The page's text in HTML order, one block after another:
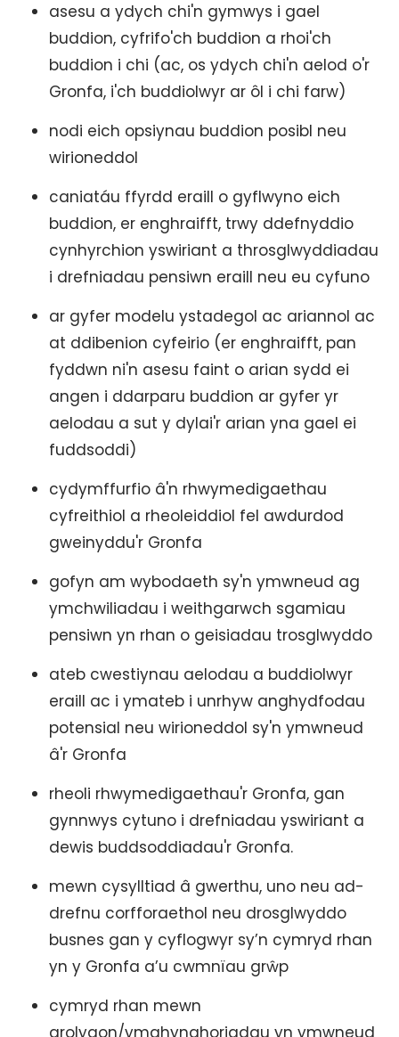
asesu a ydych chi'n gymwys i gael
buddion, cyfrifo'ch buddion a rhoi'ch
buddion i chi (ac, os ydych chi'n aelod o'r
Gronfa, i'ch buddiolwyr ar ôl i chi farw)
nodi eich opsiynau buddion posibl neu
wirioneddol
caniatáu ffyrdd eraill o gyflwyno eich
buddion, er enghraifft, trwy ddefnyddio
cynhyrchion yswiriant a throsglwyddiadau
i drefniadau pensiwn eraill neu eu cyfuno
ar gyfer modelu ystadegol ac ariannol ac
at ddibenion cyfeirio (er enghraifft, pan
fyddwn ni'n asesu faint o arian sydd ei
angen i ddarparu buddion ar gyfer yr
aelodau a sut y dylai'r arian yna gael ei
fuddsoddi)
cydymffurfio â'n rhwymedigaethau
cyfreithiol a rheoleiddiol fel awdurdod
gweinyddu'r Gronfa
gofyn am wybodaeth sy'n ymwneud ag
ymchwiliadau i weithgarwch sgamiau
pensiwn yn rhan o geisiadau trosglwyddo
ateb cwestiynau aelodau a buddiolwyr
eraill ac i ymateb i unrhyw anghydfodau
potensial neu wirioneddol sy'n ymwneud
â'r Gronfa
rheoli rhwymedigaethau'r Gronfa, gan
gynnwys cytuno i drefniadau yswiriant a
dewis buddsoddiadau'r Gronfa.
mewn cysylltiad â gwerthu, uno neu ad-
drefnu corfforaethol neu drosglwyddo
busnes gan y cyflogwyr sy’n cymryd rhan
yn y Gronfa a’u cwmnïau grŵp
cymryd rhan mewn
arolygon/ymghynghoriadau yn ymwneud